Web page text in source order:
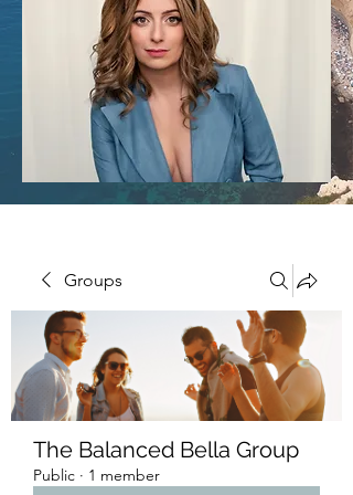
Groups
The Balanced Bella Group
Public · 1 member